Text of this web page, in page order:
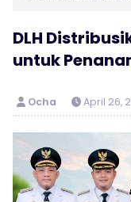
DLH
untuk
Ocha April 26,